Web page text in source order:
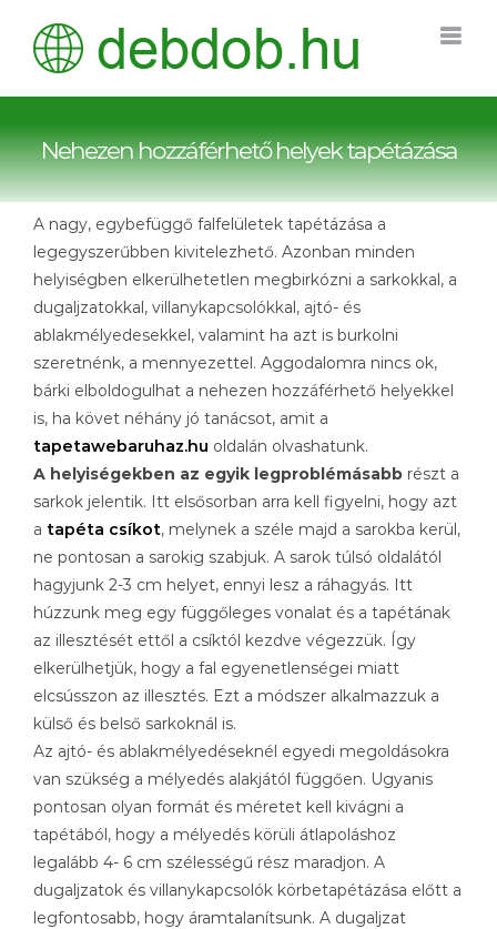
Nehezen hozzáférhető helyek tapétázása
A nagy, egybefüggő falfelületek tapétázása a
legegyszerűbben kivitelezhető. Azonban minden
helyiségben elkerülhetetlen megbirkózni a sarkokkal, a
dugaljzatokkal, villanykapcsolókkal, ajtó- és
ablakmélyedesekkel, valamint ha azt is burkolni
szeretnénk, a mennyezettel. Aggodalomra nincs ok,
bárki elboldogulhat a nehezen hozzáférhető helyekkel
is, ha követ néhány jó tanácsot, amit a
tapetawebaruhaz.hu oldalán olvashatunk.
A helyiségekben az egyik legproblémásabb részt a
sarkok jelentik. Itt elsősorban arra kell figyelni, hogy azt
a tapéta csíkot, melynek a széle majd a sarokba kerül,
ne pontosan a sarokig szabjuk. A sarok túlsó oldalától
hagyjunk 2-3 cm helyet, ennyi lesz a ráhagyás. Itt
húzzunk meg egy függőleges vonalat és a tapétának
az illesztését ettől a csíktól kezdve végezzük. Így
elkerülhetjük, hogy a fal egyenetlenségei miatt
elcsússzon az illesztés. Ezt a módszer alkalmazzuk a
külső és belső sarkoknál is.
Az ajtó- és ablakmélyedéseknél egyedi megoldásokra
van szükség a mélyedés alakjától függően. Ugyanis
pontosan olyan formát és méretet kell kivágni a
tapétából, hogy a mélyedés körüli átlapoláshoz
legalább 4- 6 cm szélességű rész maradjon. A
dugaljzatok és villanykapcsolók körbetapétázása előtt a
legfontosabb, hogy áramtalanítsunk. A dugaljzat